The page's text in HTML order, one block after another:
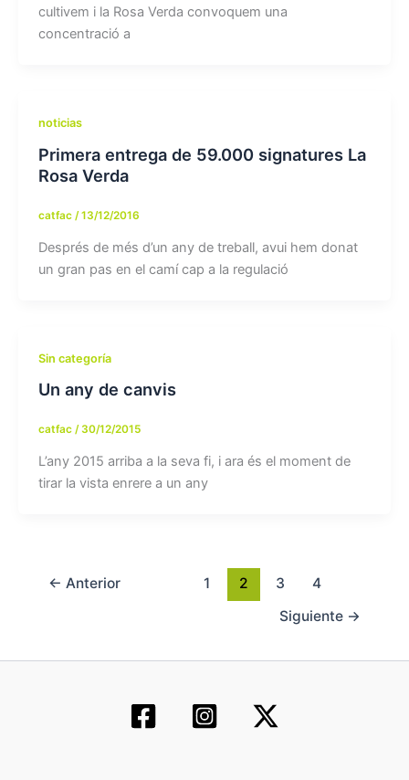
cultivem i la Rosa Verda convoquem una
concentració a
noticias
Primera entrega de 59.000 signatures La
Rosa Verda
catfac /13/12/2016
Després de més d’un any de treball, avui hem donat
un gran pas en el camí cap a la regulació
Sin categoría
Un any de canvis
catfac / 30/12/2015
L’any 2015 arriba a la seva fi, i ara és el moment de
tirar la vista enrere a un any
← Anterior 1 2 3
4
Siguiente →